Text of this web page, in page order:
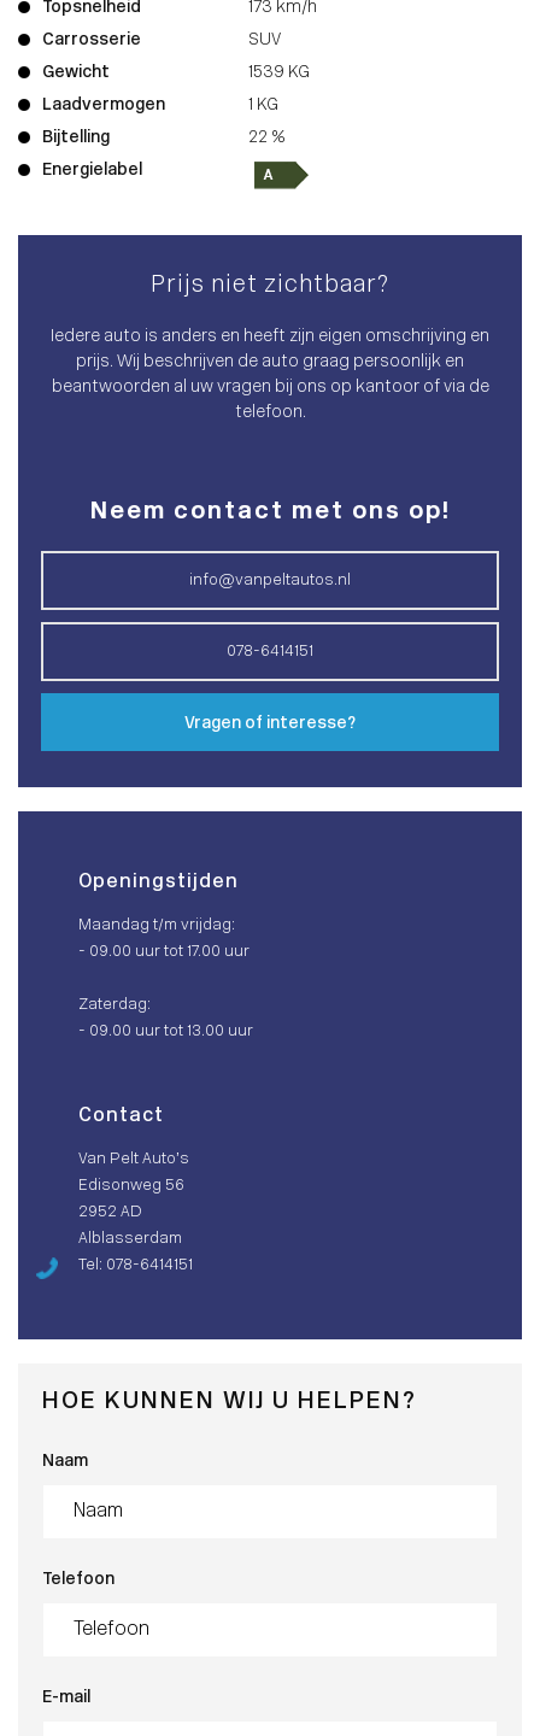
Topsnelheid
173 km/h
Carrosserie
SUV
Gewicht
1539 KG
Laadvermogen
1 KG
Bijtelling
22 %
Energielabel
Prijs niet zichtbaar?
Iedere auto is anders en heeft zijn eigen omschrijving en
prijs. Wij beschrijven de auto graag persoonlijk en
beantwoorden al uw vragen bij ons op kantoor of via de
telefoon.
Neem contact met ons op!
info@vanpeltautos.nl
078-6414151
Vragen of interesse?
Openingstijden
Maandag t/m vrijdag:
- 09.00 uur tot 17.00 uur
Zaterdag:
- 09.00 uur tot 13.00 uur
Contact
Van Pelt Auto’s
Edisonweg 56
2952 AD
Alblasserdam
Tel: 078-6414151
HOE KUNNEN WIJ U HELPEN?
Naam
Telefoon
E-mail